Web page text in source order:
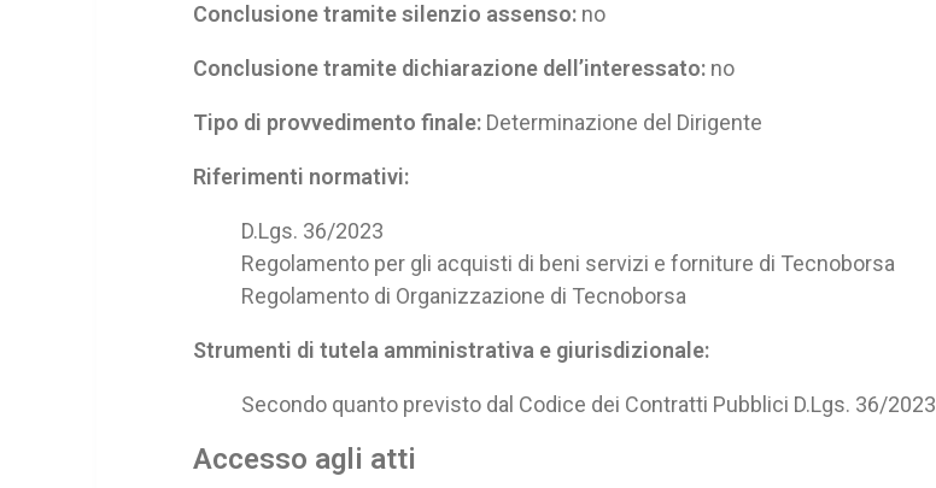
Conclusione tramite silenzio assenso: no
Conclusione tramite dichiarazione dell’interessato: no
Tipo di provvedimento finale: Determinazione del Dirigente
Riferimenti normativi:
D.Lgs. 36/2023
Regolamento per gli acquisti di beni servizi e forniture di Tecnoborsa
Regolamento di Organizzazione di Tecnoborsa
Strumenti di tutela amministrativa e giurisdizionale:
Secondo quanto previsto dal Codice dei Contratti Pubblici D.Lgs. 36/2023
Accesso agli atti